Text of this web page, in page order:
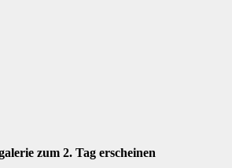
zum 2. Tag erscheinen